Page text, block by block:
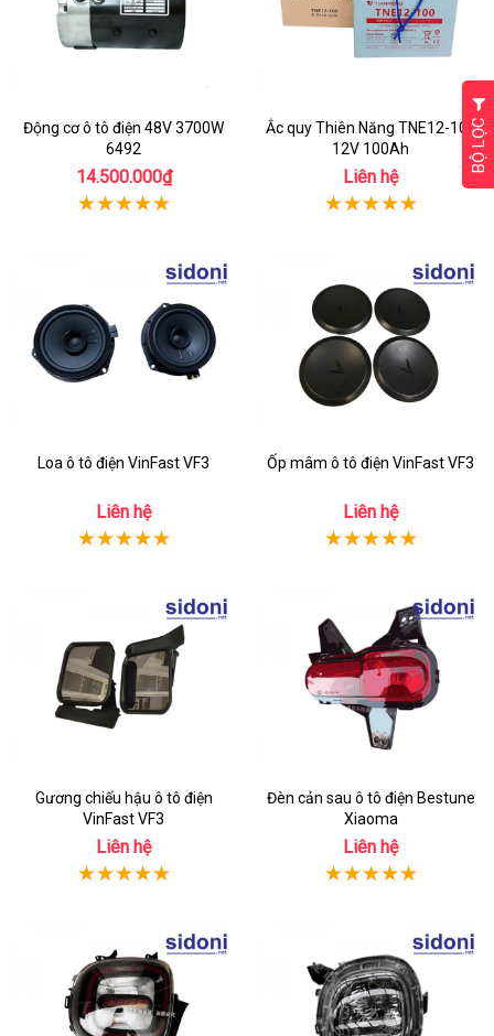
Động cơ ô tô điện 48V 3700W
6492
14.500.000₫
Ắc quy Thiên Năng TNE12-100
12V 100Ah
Liên hệ
Loa ô tô điện VinFast VF3
Liên hệ
Ốp mâm ô tô điện VinFast VF3
Liên hệ
Gương chiếu hậu ô tô điện
VinFast VF3
Liên hệ
Đèn cản sau ô tô điện Bestune
Xiaoma
Liên hệ
BỘ LỌC